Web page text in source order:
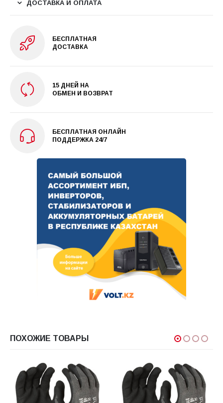
ДОСТАВКА И ОПЛАТА
БЕСПЛАТНАЯ
ДОСТАВКА
15 ДНЕЙ НА
ОБМЕН И ВОЗВРАТ
БЕСПЛАТНАЯ ОНЛАЙН
ПОДДЕРЖКА 24/7
ПОХОЖИЕ ТОВАРЫ